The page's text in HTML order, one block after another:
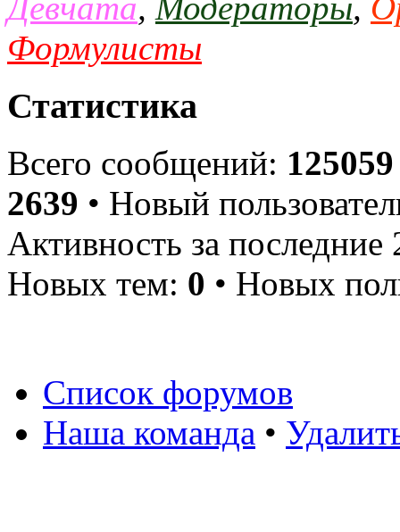
Формулисты
Статистика
Всего сообщений: 125059
2639 • Новый
Активность за
Новых тем: 0 • Новых
Список форумов
Наша команда •